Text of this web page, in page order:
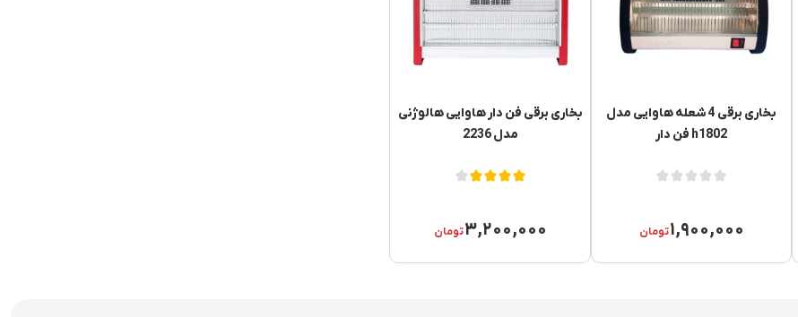
بخاری برقی 4 شعله هاوایی مدل
h1802 فن دار
۱,۹۰۰,۰۰۰تومان
بخاری برقی فن دار هاوایی هالوژنی
مدل 2236
۳,۲۰۰,۰۰۰تومان